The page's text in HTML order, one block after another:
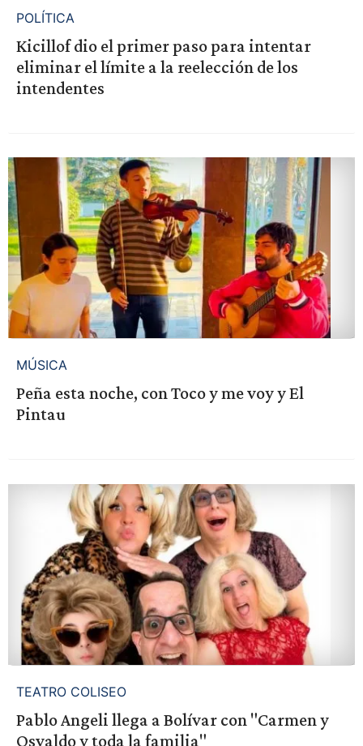
POLÍTICA
Kicillof dio el primer paso para intentar
eliminar el límite a la reelección de los
intendentes
MÚSICA
Peña esta noche, con Toco y me voy y El
Pintau
TEATRO COLISEO
Pablo Angeli llega a Bolívar con "Carmen y
Osvaldo y toda la familia"